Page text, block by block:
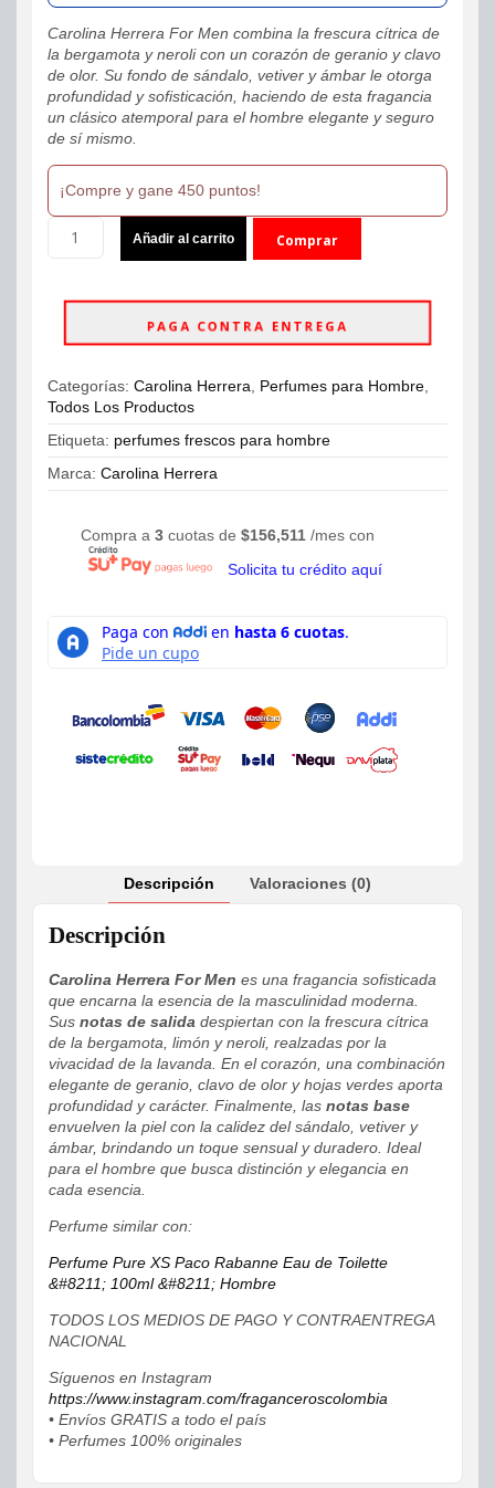
Carolina Herrera For Men combina la frescura cítrica de
la bergamota y neroli con un corazón de geranio y clavo
de olor. Su fondo de sándalo, vetiver y ámbar le otorga
profundidad y sofisticación, haciendo de esta fragancia
un clásico atemporal para el hombre elegante y seguro
de sí mismo.
¡Compre y gane 450 puntos!
Herrera
Toilette
Hombre
cantidad
Añadir al carrito Comprar
PAGA CONTRA ENTREGA
Categorías: Carolina Herrera Perfumes para Hombre
Todos Los Productos
Etiqueta: perfumes frescos para hombre
Marca: Carolina Herrera
Compra a 3 cuotas de $156,511 /mes con
Solicita tu crédito aquí
Descripción Valoraciones (0)
Descripción
Carolina Herrera For Men es una fragancia sofisticada
que encarna la esencia de la masculinidad moderna.
Sus notas de salida despiertan con la frescura cítrica
de la bergamota, limón y neroli, realzadas por la
vivacidad de la lavanda. En el corazón, una combinación
elegante de geranio, clavo de olor y hojas verdes aporta
profundidad y carácter. Finalmente, las notas base
envuelven la piel con la calidez del sándalo, vetiver y
ámbar, brindando un toque sensual y duradero. Ideal
para el hombre que busca distinción y elegancia en
cada esencia.
Perfume similar con:
Perfume Pure XS Paco Rabanne Eau de Toilette
&#8211; 100ml &#8211; Hombre
TODOS LOS MEDIOS DE PAGO Y CONTRAENTREGA
NACIONAL
Síguenos en Instagram
https://www.instagram.com/fraganceroscolombia
• Envíos GRATIS a todo el país
• Perfumes 100% originales